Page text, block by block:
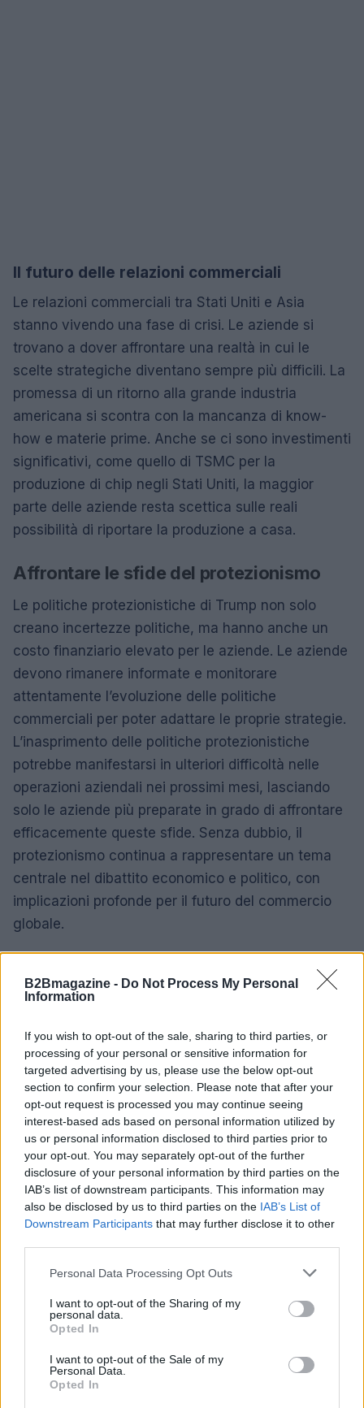
B2Bmagazine - Do Not Process My Personal
Information
If you wish to opt-out of the sale, sharing to third parties, or
processing of your personal or sensitive information for
targeted advertising by us, please use the below opt-out
section to confirm your selection. Please note that after your
opt-out request is processed you may continue seeing
interest-based ads based on personal information utilized by
us or personal information disclosed to third parties prior to
your opt-out. You may separately opt-out of the further
disclosure of your personal information by third parties on the
IAB’s list of downstream participants. This information may
also be disclosed by us to third parties on the IAB’s List of
Downstream Participants that may further disclose it to other
Please note that this website/app uses one or more Google
not limited to your visit or usage behaviour. You may click to
grant or deny consent to Google and its third-party tags to
use your data for below specified purposes in below Google
consent section.
Personal Data Processing Opt Outs
I want to opt-out of the Sharing of my
personal data.
Opted In
I want to opt-out of the Sale of my
Personal Data.
Opted In
Il futuro delle relazioni commerciali
Le relazioni commerciali tra Stati Uniti e Asia
stanno vivendo una fase di crisi. Le aziende si
trovano a dover affrontare una realtà in cui le
scelte strategiche diventano sempre più difficili. La
promessa di un ritorno alla grande industria
americana si scontra con la mancanza di know-
how e materie prime. Anche se ci sono investimenti
significativi, come quello di TSMC per la
produzione di chip negli Stati Uniti, la maggior
parte delle aziende resta scettica sulle reali
possibilità di riportare la produzione a casa.
Affrontare le sfide del protezionismo
Le politiche protezionistiche di Trump non solo
creano incertezze politiche, ma hanno anche un
costo finanziario elevato per le aziende. Le aziende
devono rimanere informate e monitorare
attentamente l’evoluzione delle politiche
commerciali per poter adattare le proprie strategie.
L’inasprimento delle politiche protezionistiche
potrebbe manifestarsi in ulteriori difficoltà nelle
operazioni aziendali nei prossimi mesi, lasciando
solo le aziende più preparate in grado di affrontare
efficacemente queste sfide. Senza dubbio, il
protezionismo continua a rappresentare un tema
centrale nel dibattito economico e politico, con
implicazioni profonde per il futuro del commercio
globale.
AUTORE